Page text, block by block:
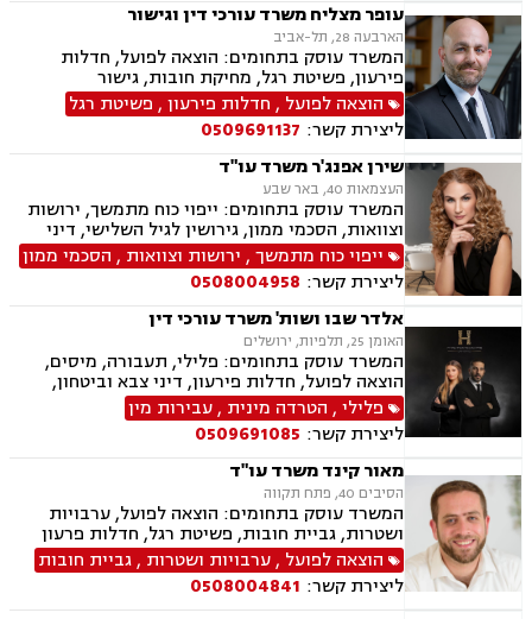
עופר מצליח משרד עורכי דין וגישור
הארבעה 28, תל-אביב
המשרד עוסק בתחומים: הוצאה לפועל, חדלות
פירעון, פשיטת רגל, מחיקת חובות, גישור
הוצאה לפועל , חדלות פירעון, פשיטת רגל
ליצירת קשר: 0509691137
שירן אפנג'ר משרד עו"ד
העצמאות 40, באר שבע
המשרד עוסק בתחומים: ייפוי כוח מתמשך, ירושות
וצוואות, הסכמי ממון, גירושין לגיל השלישי, דיני
חוזים, מקרקעין ונדל"ן, ליקויי בנייה, עסקאות מכר
דירה, פינוי מושכר, משפט אזרחי, חדלות פירעון
ייפוי כוח מתמשך, ירושות וצוואות , הסכמי ממון
ליצירת קשר: 0508004958
אלדר שבו ושות' משרד עורכי דין
האומן 25, תלפיות, ירושלים
המשרד עוסק בתחומים: פלילי, תעבורה, מיסים,
הוצאה לפועל, חדלות פירעון, דיני צבא וביטחון,
ליטיגציה אזרחית
פלילי, הטרדה מינית ,עבירות מין
ליצירת קשר: 0509691085
מאור קינד משרד עו"ד
הסיבים 40, פתח תקווה
המשרד עוסק בתחומים: הוצאה לפועל, ערבויות
ושטרות, גביית חובות, פשיטת רגל, חדלות פרעון
הוצאה לפועל ,ערבויות ושטרות ,גביית חובות
ליצירת קשר: 0508004841